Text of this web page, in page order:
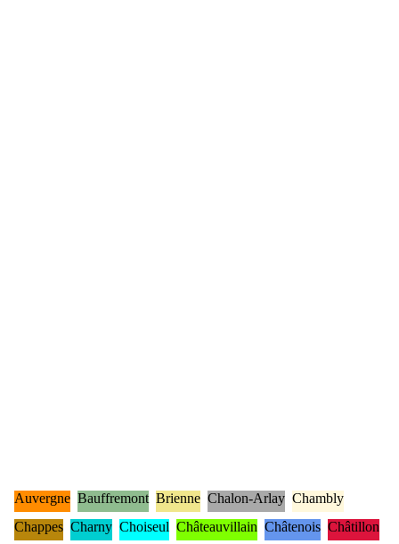
Auvergne Bauffremont Brienne Chalon-Arlay Chambly
Chappes Charny Choiseul Châteauvillain Châtenois Châtillon